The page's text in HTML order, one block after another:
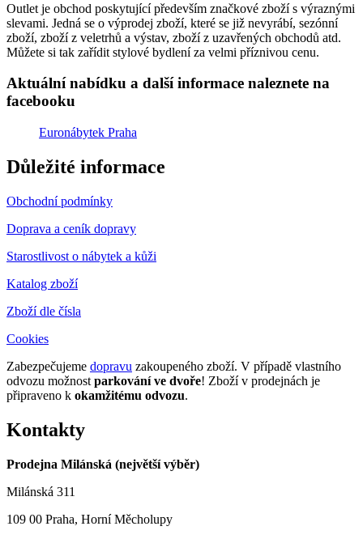
Outlet je obchod poskytující především značkové zboží s výraznými
slevami. Jedná se o výprodej zboží, které se již nevyrábí, sezónní
zboží, zboží z veletrhů a výstav, zboží z uzavřených obchodů atd.
Můžete si tak zařídit stylové bydlení za velmi příznivou cenu.
Aktuální nabídku a další informace naleznete na
facebooku
Euronábytek Praha
Důležité informace
Obchodní podmínky
Doprava a ceník dopravy
Starostlivost o nábytek a kůži
Katalog zboží
Zboží dle čísla
Cookies
Zabezpečujeme dopravu zakoupeného zboží. V případě vlastního
odvozu možnost parkování ve dvoře! Zboží v prodejnách je
připraveno k okamžitému odvozu.
Kontakty
Prodejna Milánská (největší výběr)
Milánská 311
109 00 Praha, Horní Měcholupy